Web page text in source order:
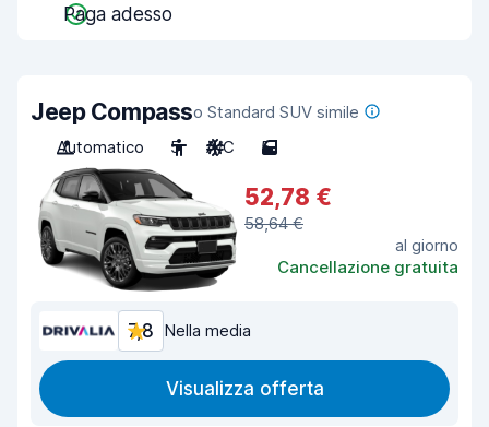
Paga adesso
Jeep Compasso Standard SUV simile
Automatico
5 A/C 5
52,78 €
58,64 €
al giorno
Cancellazione gratuita
7,8 Nella media
Visualizza offerta